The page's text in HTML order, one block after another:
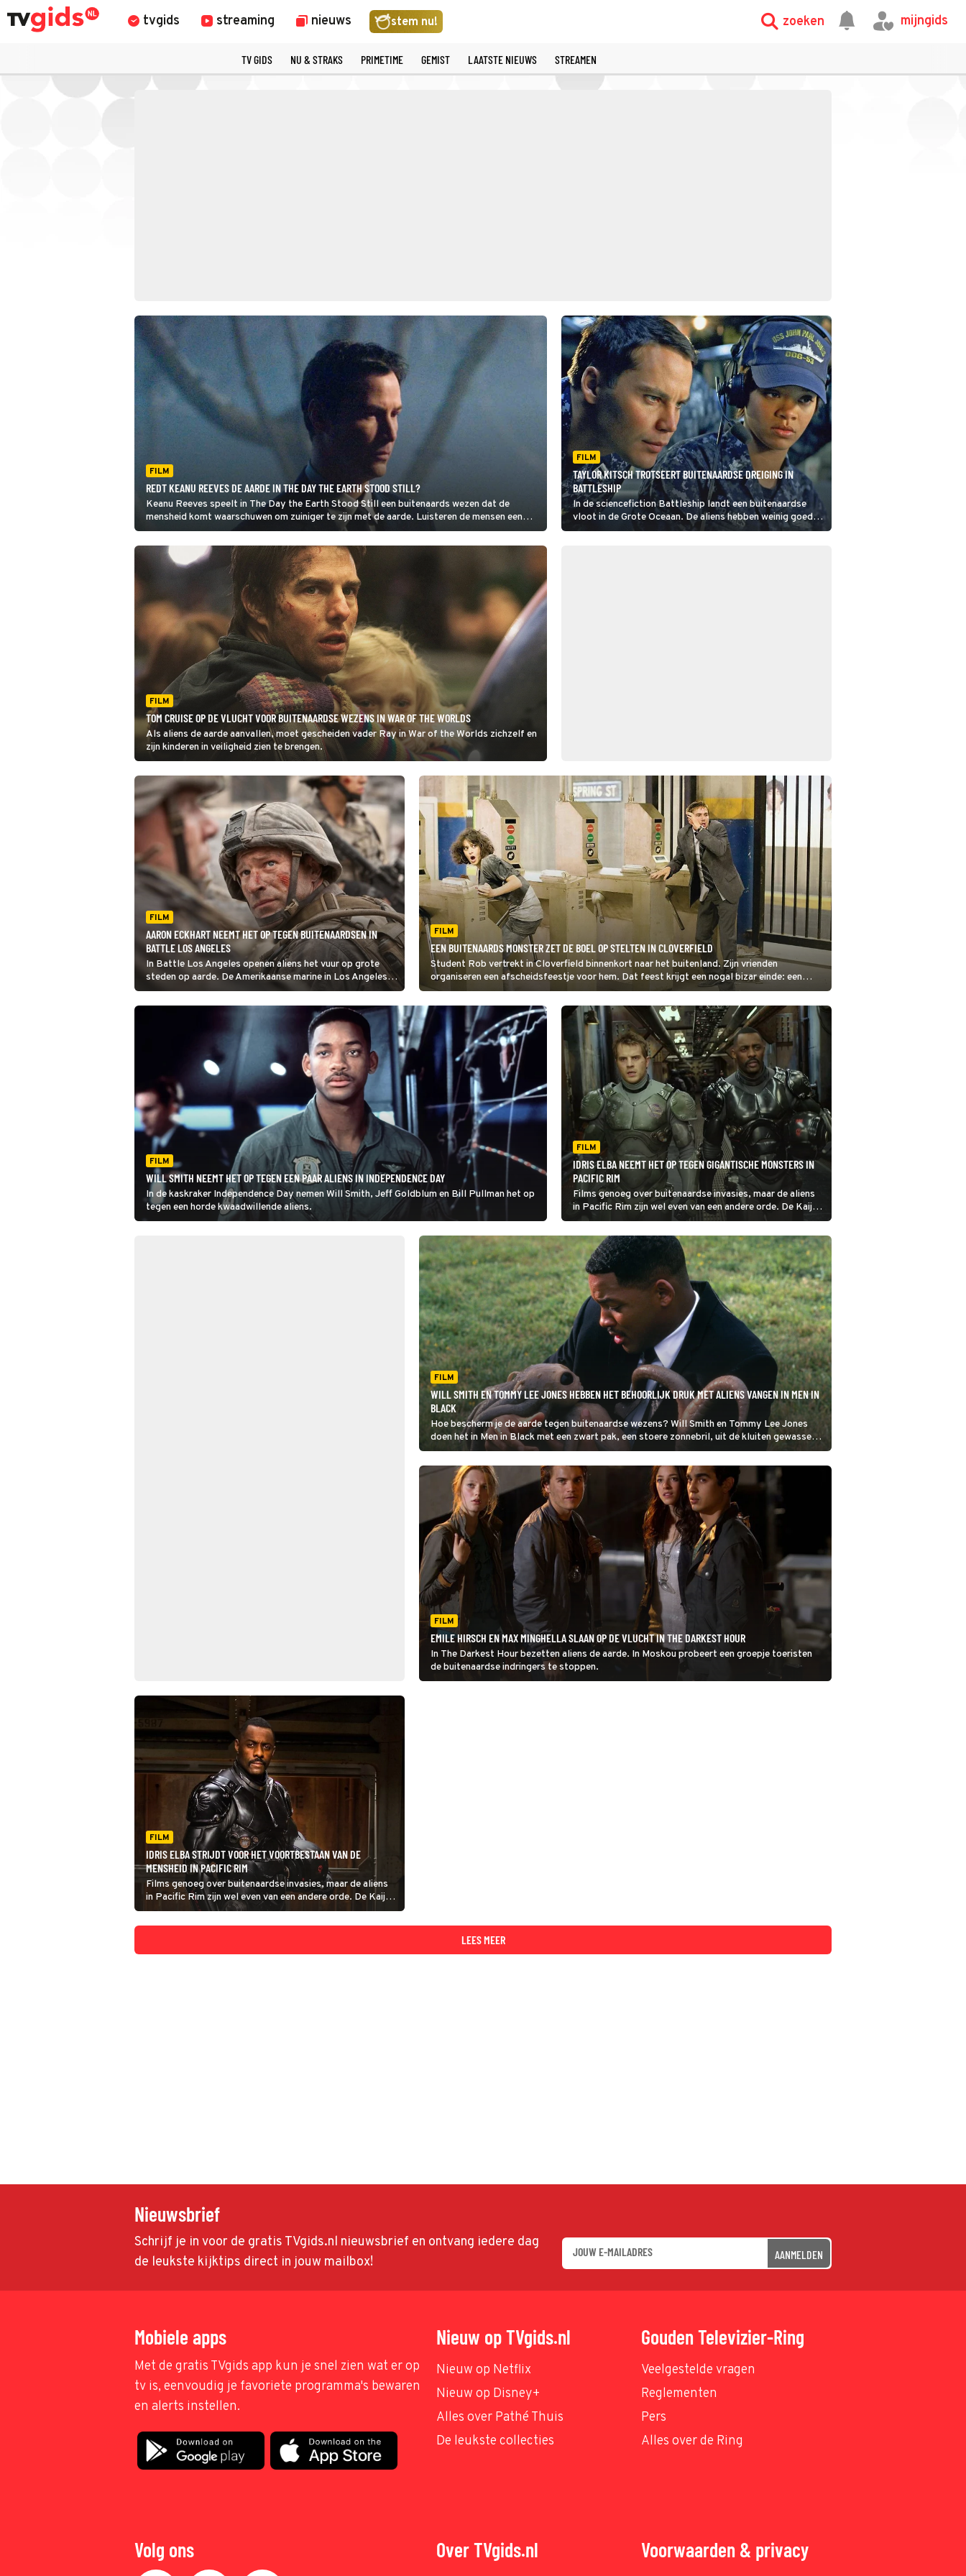
tvgids streaming nieuws stem nu! zoeken mijngids
TV GIDS NU & STRAKS PRIMETIME GEMIST LAATSTE NIEUWS STREAMEN
FILM
REDT KEANU REEVES DE AARDE IN THE DAY THE EARTH STOOD STILL?
Keanu Reeves speelt in The Day the Earth Stood Still een buitenaards wezen dat de
mensheid komt waarschuwen om zuiniger te zijn met de aarde. Luisteren de mensen een
beetje naar hem?
FILM
TAYLOR KITSCH TROTSEERT BUITENAARDSE DREIGING IN
BATTLESHIP
In de sciencefiction Battleship landt een buitenaardse
vloot in de Grote Oceaan. De aliens hebben weinig goeds
voor met de mensheid. Aan een groep Amerikaanse en
FILM
TOM CRUISE OP DE VLUCHT VOOR BUITENAARDSE WEZENS IN WAR OF THE WORLDS
Als aliens de aarde aanvallen, moet gescheiden vader Ray in War of the Worlds zichzelf en
zijn kinderen in veiligheid zien te brengen.
FILM
AARON ECKHART NEEMT HET OP TEGEN BUITENAARDSEN IN
BATTLE LOS ANGELES
In Battle Los Angeles openen aliens het vuur op grote
steden op aarde. De Amerikaanse marine in Los Angeles,
onder leiding van Michael Nantz, moet de burgers redden.
FILM
EEN BUITENAARDS MONSTER ZET DE BOEL OP STELTEN IN CLOVERFIELD
Student Rob vertrekt in Cloverfield binnenkort naar het buitenland. Zijn vrienden
organiseren een afscheidsfeestje voor hem. Dat feest krijgt een nogal bizar einde: een
buitenaards monster valt Manhattan aan.
FILM
WILL SMITH NEEMT HET OP TEGEN EEN PAAR ALIENS IN INDEPENDENCE DAY
In de kaskraker Independence Day nemen Will Smith, Jeff Goldblum en Bill Pullman het op
tegen een horde kwaadwillende aliens.
FILM
IDRIS ELBA NEEMT HET OP TEGEN GIGANTISCHE MONSTERS IN
PACIFIC RIM
Films genoeg over buitenaardse invasies, maar de aliens
in Pacific Rim zijn wel even van een andere orde. De Kaiju
zijn namelijk van het formaatje flatgebouw. Hoe moet je
de aarde daar nou tegen verdedigen?
FILM
WILL SMITH EN TOMMY LEE JONES HEBBEN HET BEHOORLIJK DRUK MET ALIENS VANGEN IN MEN IN
BLACK
Hoe bescherm je de aarde tegen buitenaardse wezens? Will Smith en Tommy Lee Jones
doen het in Men in Black met een zwart pak, een stoere zonnebril, uit de kluiten gewassen
wapens en een apparaatje om geheugens mee te wissen.
FILM
EMILE HIRSCH EN MAX MINGHELLA SLAAN OP DE VLUCHT IN THE DARKEST HOUR
In The Darkest Hour bezetten aliens de aarde. In Moskou probeert een groepje toeristen
de buitenaardse indringers te stoppen.
FILM
IDRIS ELBA STRIJDT VOOR HET VOORTBESTAAN VAN DE
MENSHEID IN PACIFIC RIM
Films genoeg over buitenaardse invasies, maar de aliens
in Pacific Rim zijn wel even van een andere orde. De Kaiju
zijn namelijk van het formaatje flatgebouw. Hoe moet je
de aarde daar nou tegen verdedigen?
LEES MEER
Nieuwsbrief
Schrijf je in voor de gratis TVgids.nl nieuwsbrief en ontvang iedere dag
de leukste kijktips direct in jouw mailbox!
AANMELDEN
Mobiele apps
Met de gratis TVgids app kun je snel zien wat er op
tv is, eenvoudig je favoriete programma's bewaren
en alerts instellen.
Nieuw op TVgids.nl
Nieuw op Netflix
Nieuw op Disney+
Alles over Pathé Thuis
De leukste collecties
Gouden Televizier-Ring
Veelgestelde vragen
Reglementen
Pers
Alles over de Ring
Volg ons Over TVgids.nl Voorwaarden & privacy